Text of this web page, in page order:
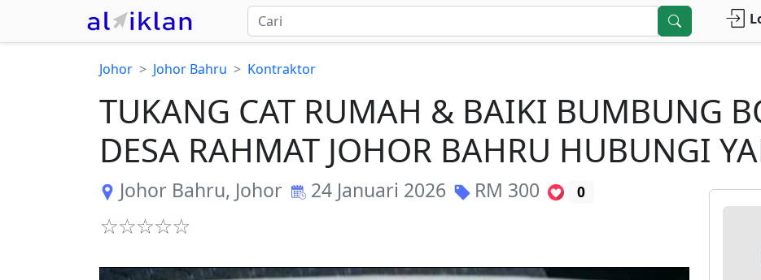
Johor Johor Bahru Kontraktor
TUKANG CAT RUMAH & BAIKI BUMBUNG
DESA RAHMAT JOHOR BAHRU HUBUNGI
Johor Bahru, Johor 24 Januari 2026 RM 300 0